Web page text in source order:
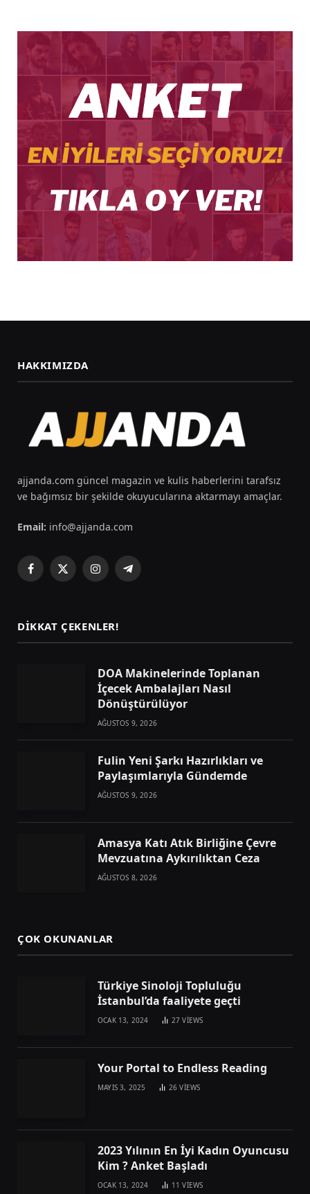
HAKKIMIZDA
ajjanda.com güncel magazin ve kulis haberlerini tarafsız
ve bağımsız bir şekilde okuyucularına aktarmayı amaçlar.
Email: info@ajjanda.com
Facebook
X
InstagramTelegram
DIKKAT ÇEKENLER!
DOA Makinelerinde Toplanan
İçecek Ambalajları Nasıl
Dönüştürülüyor
AĞUSTOS 9, 2026
Fulin Yeni Şarkı Hazırlıkları ve
Paylaşımlarıyla Gündemde
AĞUSTOS 9, 2026
Amasya Katı Atık Birliğine Çevre
Mevzuatına Aykırılıktan Ceza
AĞUSTOS 8, 2026
ÇOK OKUNANLAR
Türkiye Sinoloji Topluluğu
İstanbul’da faaliyete geçti
OCAK 13, 2024 27VIEWS
Your Portal to Endless Reading
MAYIS 3, 2025 26VIEWS
2023 Yılının En İyi Kadın Oyuncusu
Kim ? Anket Başladı
OCAK 13, 2024 11VIEWS